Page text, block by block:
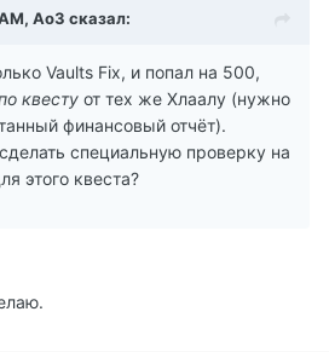
AоЗ сказал:
Vaults Fix, и попал на 500,
квесту от тех же Хлаалу (нужно
финансовый отчёт).
специальную проверку на
этого квеста?